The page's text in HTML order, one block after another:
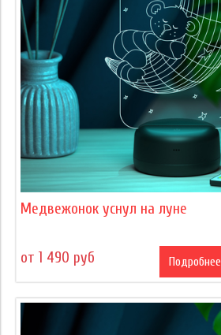
Медвежонок уснул на луне
от 1 490 руб Подробнее